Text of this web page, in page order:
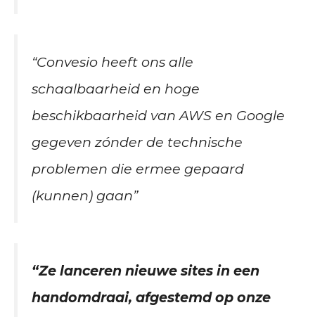
“Convesio heeft ons alle
schaalbaarheid en hoge
beschikbaarheid van AWS en Google
gegeven zónder de technische
problemen die ermee gepaard
(kunnen) gaan”
“Ze lanceren nieuwe sites in een
handomdraai, afgestemd op onze